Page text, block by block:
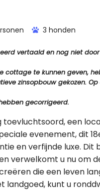
3 honden
vertaald en nog niet
cottage te kunnen geven,
zinsopbouw gekozen.
gecorrigeerd.
toevluchtsoord, een
evenement, dit
en verfijnde luxe. Dit
verwelkomt u nu om
die een leven
kunt u